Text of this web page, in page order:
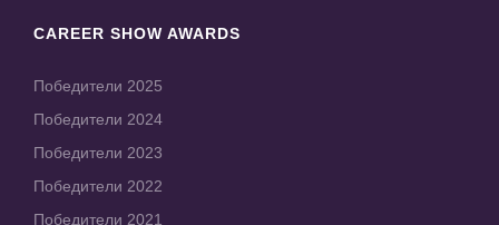
CAREER SHOW AWARDS
Победители 2025
Победители 2024
Победители 2023
Победители 2022
Победители 2021